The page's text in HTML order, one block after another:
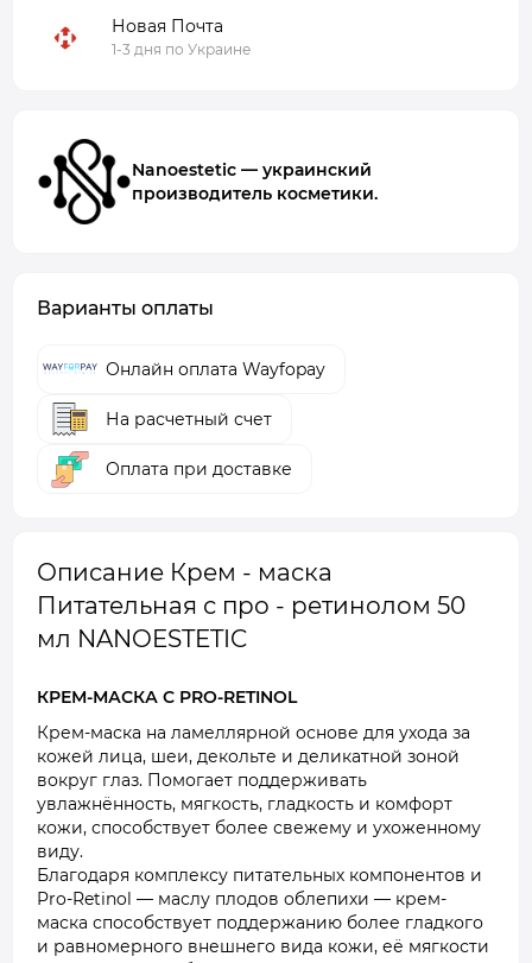
Новая Почта
1-3 дня по Украине
Nanoestetic — украинский
производитель косметики.
Варианты оплаты
Онлайн оплата Wayfopay
На расчетный счет
Оплата при доставке
Описание Крем - маска
Питательная с про - ретинолом 50
мл NANOESTETIC
КРЕМ-МАСКА С PRO-RETINOL
Крем-маска на ламеллярной основе для ухода за
кожей лица, шеи, декольте и деликатной зоной
вокруг глаз. Помогает поддерживать
увлажнённость, мягкость, гладкость и комфорт
кожи, способствует более свежему и ухоженному
виду.
Благодаря комплексу питательных компонентов и
Pro-Retinol — маслу плодов облепихи — крем-
маска способствует поддержанию более гладкого
и равномерного внешнего вида кожи, её мягкости